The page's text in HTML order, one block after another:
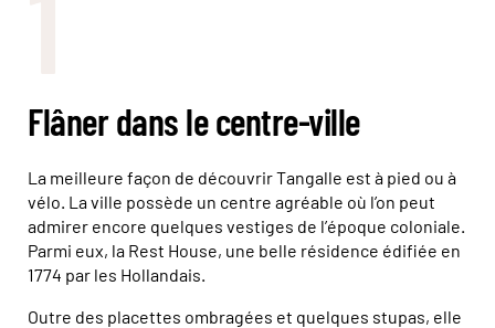
Flâner dans le centre-ville
La meilleure façon de découvrir Tangalle est à pied ou à
vélo. La ville possède un centre agréable où l’on peut
admirer encore quelques vestiges de l’époque coloniale.
Parmi eux, la Rest House, une belle résidence édifiée en
1774 par les Hollandais.
Outre des placettes ombragées et quelques stupas, elle